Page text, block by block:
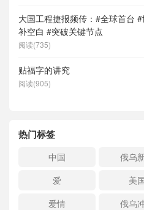
大国工程捷报频传：#全球首台
补空白 #突破关键节点
阅读(735)
贴福字的讲究
阅读(905)
热门标签
中国 俄乌
爱
美
爱情
俄乌